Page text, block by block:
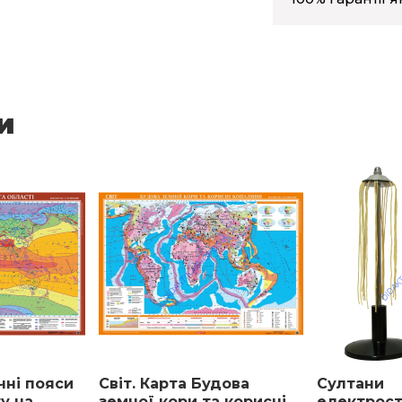
якщо припускають
корпусу, потім видалити
масла № 30, ввернути
штуцери слід з'єднати
пил, і не протікало масло.
пояси
Світ. Карта Будова
Султани